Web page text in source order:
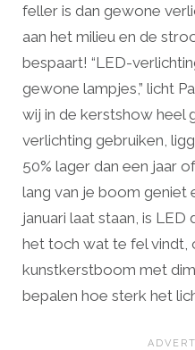
feller is dan gewone
aan het milieu en de
bespaart! “LED-
gewone lampjes,” licht
wij in de kerstshow heel
verlichting gebruiken,
50% lager dan een jaar
lang van je boom geniet
januari laat staan, is LED
het toch wat te fel vindt,
kunstkerstboom met
bepalen hoe sterk het